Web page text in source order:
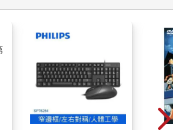
幣政策回應這場流行疫病，故即使疫情
這些現金用來償還信用卡債，或將之存
人利用這筆額外的資金增加汽車、家電
支出。但二○二○年美國的製造業產量比
口更降低了一六％。
簡化為一個結論：即使中國消費者縮減
），但中國的生產商卻在中國政府與美
聯邦政府的資金奧援）共同支持下繼續
：美國貿易逆差大幅上升，增加的金額